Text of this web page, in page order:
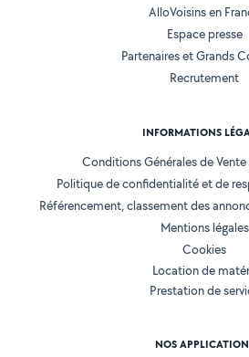
AlloVoisins en
Espace presse
Partenaires et Grands
Recrutement
INFORMATIONS
Conditions Générales de
Politique de confidentialité et de
Référencement, classement des
Mentions légales
Cookies
Location de
Prestation de
NOS